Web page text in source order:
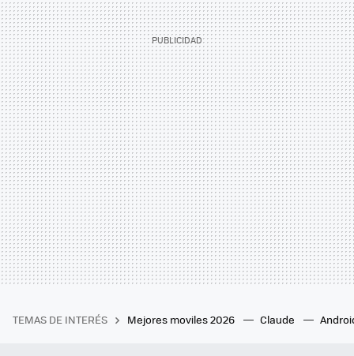
TEMAS DE INTERÉS Mejores moviles 2026 Claude